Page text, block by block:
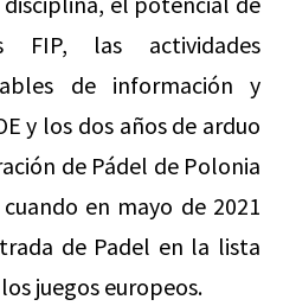
FIP, las actividades
de información y
y los dos años de arduo
de Pádel de Polonia
en mayo de 2021
de Padel en la lista
juegos europeos.